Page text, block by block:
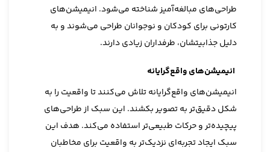
طراحی‌های مبالغه‌آمیز شناخته می‌شود. انیمیشن‌های
کارتونی برای کودکان و نوجوانان طراحی می‌شوند و به
دلیل جذابیتشان، طرفداران زیادی دارند.
انیمیشن‌های واقع‌گرایانه
انیمیشن‌های واقع‌گرایانه تلاش می‌کنند تا واقعیت را به
شکل دقیق‌تر به تصویر بکشند. این سبک از طراحی‌های
پیچیده‌تر و حرکات طبیعی‌تر استفاده می‌کند. هدف این
سبک ایجاد تجربه‌ای نزدیک‌تر به واقعیت برای مخاطبان